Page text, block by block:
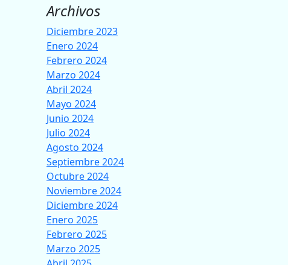
Archivos
Diciembre 2023
Enero 2024
Febrero 2024
Marzo 2024
Abril 2024
Mayo 2024
Junio 2024
Julio 2024
Agosto 2024
Septiembre 2024
Octubre 2024
Noviembre 2024
Diciembre 2024
Enero 2025
Febrero 2025
Marzo 2025